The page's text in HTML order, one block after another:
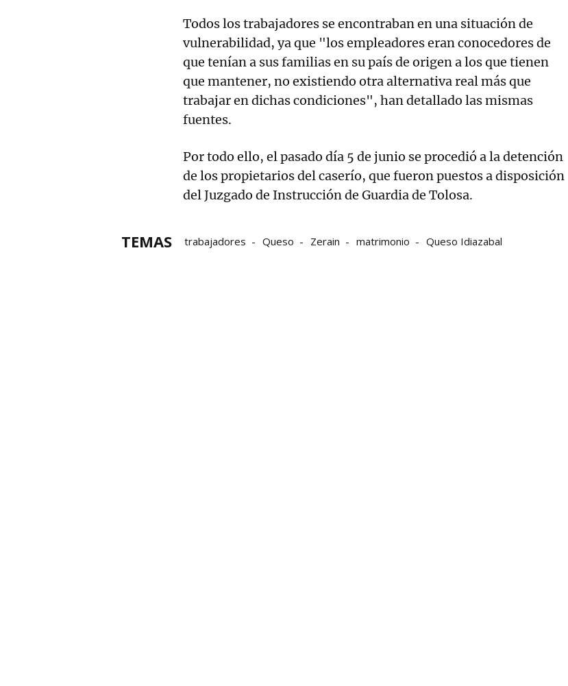
Todos los trabajadores se encontraban en una situación de
vulnerabilidad, ya que "los empleadores eran conocedores de
que tenían a sus familias en su país de origen a los que tienen
que mantener, no existiendo otra alternativa real más que
trabajar en dichas condiciones", han detallado las mismas
fuentes.
Por todo ello, el pasado día 5 de junio se procedió a la detención
de los propietarios del caserío, que fueron puestos a disposición
del Juzgado de Instrucción de Guardia de Tolosa.
TEMAS trabajadores Queso Zerain matrimonio Queso Idiazabal